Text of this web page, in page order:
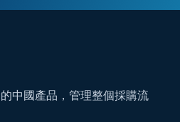
中國產品，管理整個採購流